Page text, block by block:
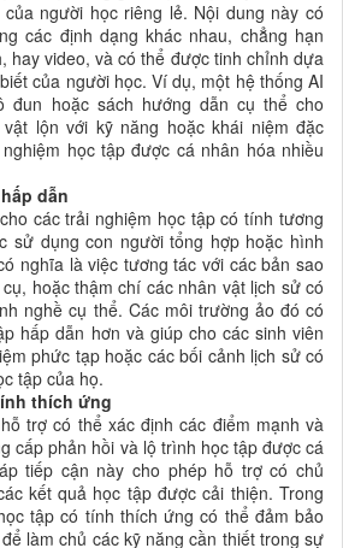
người học riêng lẻ. Nội dung này có
các định dạng khác nhau, chẳng hạn
hay video, và có thể được tinh chỉnh dựa
của người học. Ví dụ, một hệ thống AI
đun hoặc sách hướng dẫn cụ thể cho
lộn với kỹ năng hoặc khái niệm đặc
học tập được cá nhân hóa nhiều
dẫn
các trải nghiệm học tập có tính tương
sử dụng con người tổng hợp hoặc hình
nghĩa là việc tương tác với các bản sao
hoặc thậm chí các nhân vật lịch sử có
nghề cụ thể. Các môi trường ảo đó có
hấp dẫn hơn và giúp cho các sinh viên
phức tạp hoặc các bối cảnh lịch sử có
tập của họ.
thích ứng
trợ có thể xác định các điểm mạnh và
cấp phản hồi và lộ trình học tập được cá
tiếp cận này cho phép hỗ trợ có chủ
kết quả học tập được cải thiện. Trong
tập có tính thích ứng có thể đảm bảo
làm chủ các kỹ năng cần thiết trong sự